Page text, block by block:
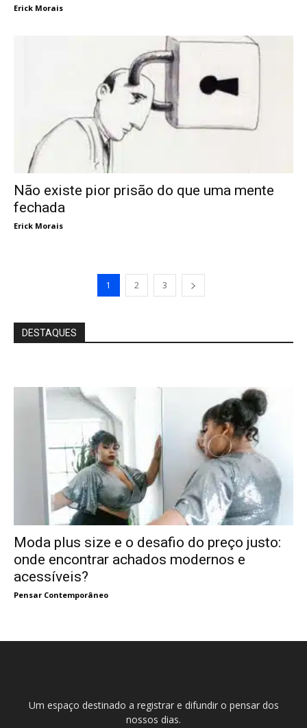
Erick Morais
Não existe pior prisão do que uma mente
fechada
Erick Morais
1 2 3
DESTAQUES
Moda plus size e o desafio do preço justo:
onde encontrar achados modernos e
acessíveis?
Pensar Contemporâneo
Um espaço destinado a registrar e difundir o pensar dos
nossos dias.